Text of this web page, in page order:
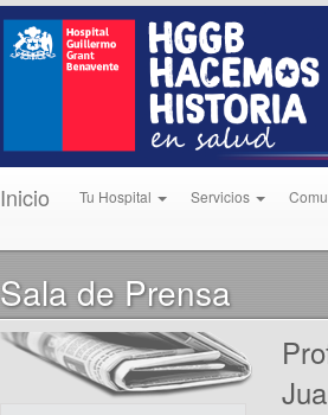
Inicio Tu Hospital Servicios
Sala de Prensa